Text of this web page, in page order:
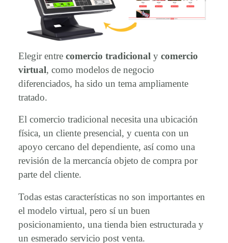
Elegir entrecomercio tradicional ycomercio
virtual, como modelos de negocio
diferenciados, ha sido un tema ampliamente
tratado.
El comercio tradicional necesita una ubicación
física, un cliente presencial, y cuenta con un
apoyo cercano del dependiente, así como una
revisión de la mercancía objeto de compra por
parte del cliente.
Todas estas características no son importantes en
el modelo virtual, pero sí un buen
posicionamiento, una tienda bien estructurada y
un esmerado servicio post venta.